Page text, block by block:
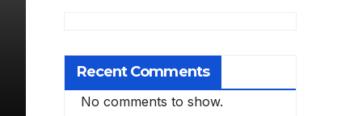
Recent Comments
No comments to show.